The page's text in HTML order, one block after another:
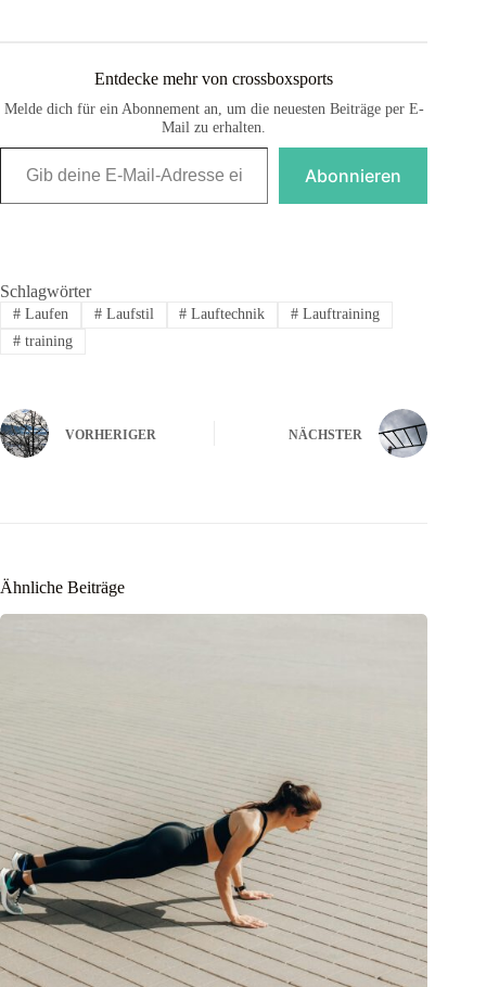
Entdecke mehr von crossboxsports
Melde dich für ein Abonnement an, um die neuesten Beiträge per E-
Mail zu erhalten.
Gib deine E-Mail-Adresse ein ...
Abonnieren
Schlagwörter
#Laufen #Laufstil # Lauftechnik # Lauftraining
#training
VORHERIGER NÄCHSTER
Ähnliche Beiträge